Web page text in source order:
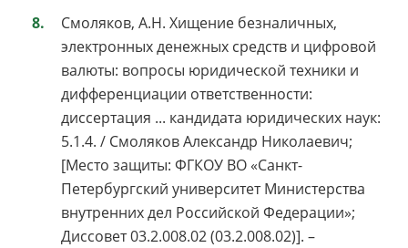
Смоляков, А.Н. Хищение безналичных,
электронных денежных средств и цифровой
валюты: вопросы юридической техники и
дифференциации ответственности:
диссертация ... кандидата юридических наук:
5.1.4. / Смоляков Александр Николаевич;
[Место защиты: ФГКОУ ВО «Санкт-
Петербургский университет Министерства
внутренних дел Российской Федерации»;
Диссовет 03.2.008.02 (03.2.008.02)]. –